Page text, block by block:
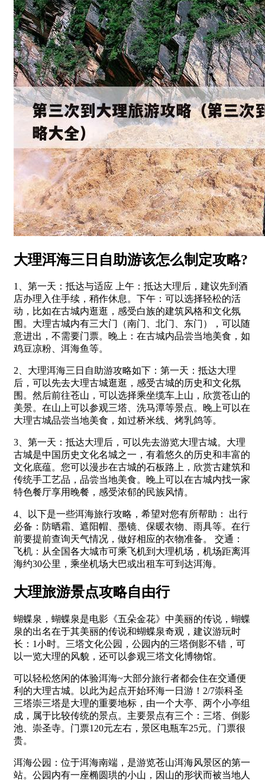
大理洱海三日自助游该怎么制定攻略?
1、第一天：抵达与适应 上午：抵达大理后，建议先到酒
店办理入住手续，稍作休息。下午：可以选择轻松的活
动，比如在古城内逛逛，感受白族的建筑风格和文化氛
围。大理古城内有三大门（南门、北门、东门），可以随
意进出，不需要门票。晚上：在古城内品尝当地美食，如
鸡豆凉粉、洱海鱼等。
2、大理洱海三日自助游攻略如下：第一天：抵达大理
后，可以先去大理古城逛逛，感受古城的历史和文化氛
围。然后前往苍山，可以选择乘坐缆车上山，欣赏苍山的
美景。在山上可以参观三塔、洗马潭等景点。晚上可以在
大理古城品尝当地美食，如过桥米线、烤乳鸽等。
3、第一天：抵达大理后，可以先去游览大理古城。大理
古城是中国历史文化名城之一，有着悠久的历史和丰富的
文化底蕴。您可以漫步在古城的石板路上，欣赏古建筑和
传统手工艺品，品尝当地美食。晚上可以在古城内找一家
特色餐厅享用晚餐，感受浓郁的民族风情。
4、以下是一些洱海旅行攻略，希望对您有所帮助： 出行
必备：防晒霜、遮阳帽、墨镜、保暖衣物、雨具等。在行
前要提前查询天气情况，做好相应的衣物准备。 交通：
飞机：从全国各大城市可乘飞机到大理机场，机场距离洱
海约30公里，乘坐机场大巴或出租车可到达洱海。
大理旅游景点攻略自由行
蝴蝶泉，蝴蝶泉是电影《五朵金花》中美丽的传说，蝴蝶
泉的出名在于其美丽的传说和蝴蝶泉奇观，建议游玩时
长：1小时。三塔文化公园，公园内的三塔倒影不错，可
以一览大理的风貌，还可以参观三塔文化博物馆。
可以轻松悠闲的体验洱海~大部分旅行者都会住在交通便
利的大理古城。以此为起点开始环海一日游！2/7崇科圣
三塔崇三塔是大理的重要地标，由一个大亭、两个小亭组
成，属于比较传统的景点。主要景点有三个：三塔、倒影
池、崇圣寺。门票120元左右，景区电瓶车25元。门票很
贵。
洱海公园：位于洱海南端，是游览苍山洱海风景区的第一
站。公园内有一座椭圆珙的小山，因山的形状而被当地人